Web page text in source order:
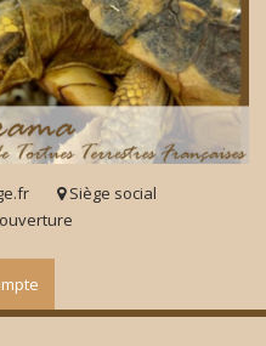
Siège social